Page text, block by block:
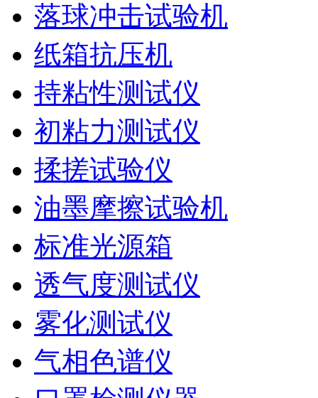
落球冲击试验机
纸箱抗压机
持粘性测试仪
初粘力测试仪
揉搓试验仪
油墨摩擦试验机
标准光源箱
透气度测试仪
雾化测试仪
气相色谱仪